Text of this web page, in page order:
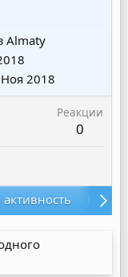
Almaty
2018
Реакции
0